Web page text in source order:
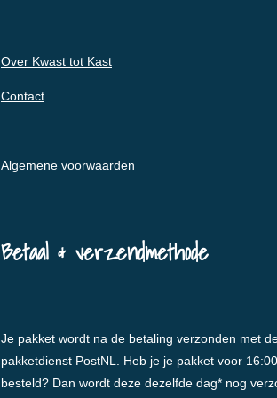
Over Kwast tot Kast
Contact
Algemene voorwaarden
Betaal & verzendmethode
Je pakket wordt na de betaling verzonden met
pakketdienst PostNL. Heb je je pakket voor 16:00
besteld? Dan wordt deze dezelfde dag* nog